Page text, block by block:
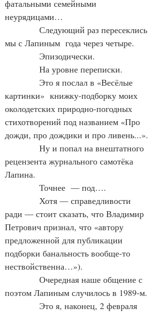
фатальными семейными
неурядицами…
Следующий раз пересеклись
мы с Лапиным  года через четыре.
Эпизодически.
На уровне переписки.
Это я послал в «Весёлые
картинки»  книжку-подборку моих
околодетских природно-погодных
стихотворений под названием «Про
дожди, про дождики и про ливень...».
Ну и попал на внештатного
рецензента журнального самотёка
Лапина.
Точнее  — под….
Хотя — справедливости
ради — стоит сказать, что Владимир
Петрович признал, что «автору
предложенной для публикации
подборки банальность вообще-то
нествойственна…»).
Очередная наше общение с
поэтом Лапиным случилось в 1989-м.
Это я, наконец, 2 февраля